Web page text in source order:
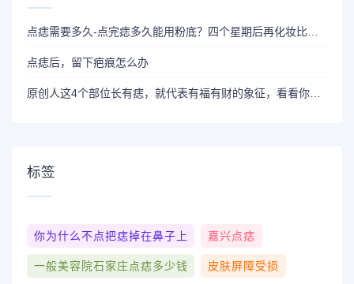
点痣后，留下疤痕怎么办
标签
你为什么不点把痣掉在鼻子上 嘉兴点痣
一般美容院石家庄点痣多少钱 皮肤屏障受损